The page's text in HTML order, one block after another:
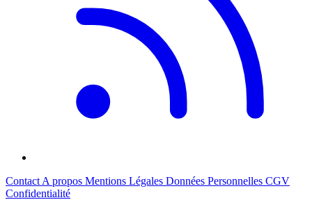
Contact A propos Mentions Légales Données Personnelles CGV
Confidentialité